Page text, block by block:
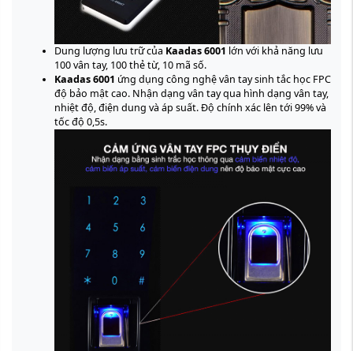
Dung lượng lưu trữ của Kaadas 6001 lớn với khả năng lưu
100 vân tay, 100 thẻ từ, 10 mã số.
Kaadas 6001 ứng dụng công nghệ vân tay sinh tắc học FPC
độ bảo mật cao. Nhận dạng vân tay qua hình dạng vân tay,
nhiệt độ, điện dung và áp suất. Độ chính xác lên tới 99% và
tốc độ 0,5s.